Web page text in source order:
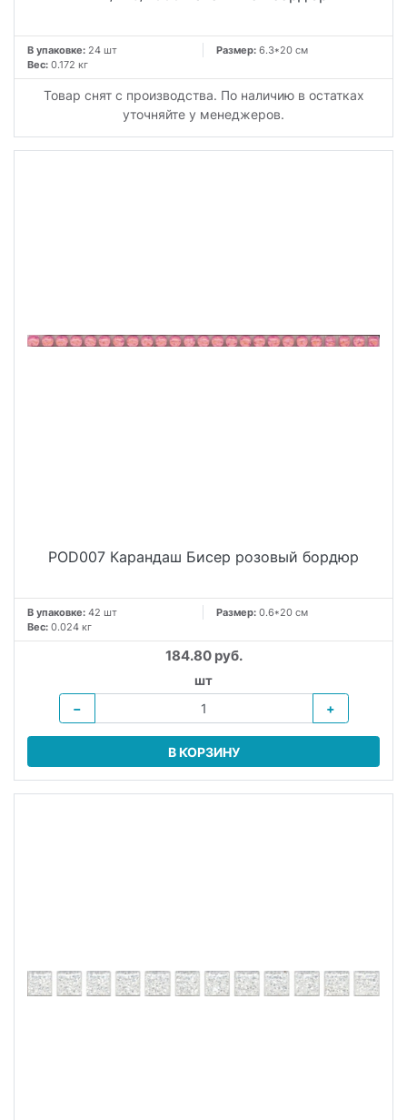
В упаковке: 24 шт Размер: 6.3*20 см
Вес: 0.172 кг
Товар снят с производства. По наличию в остатках
уточняйте у менеджеров.
POD007 Карандаш Бисер розовый бордюр
В упаковке: 42 шт Размер: 0.6*20 см
Вес: 0.024 кг
184.80 руб.
шт
−
+
В КОРЗИНУ